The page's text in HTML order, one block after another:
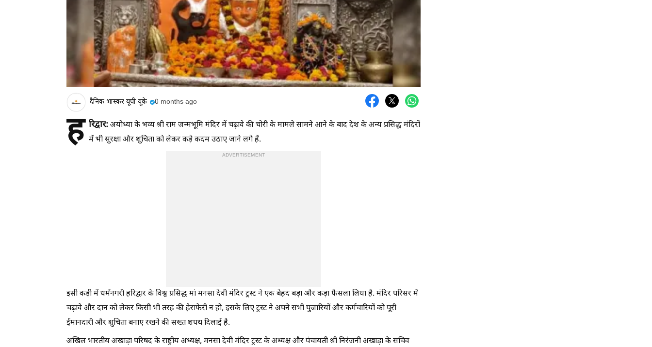
दैनिक भास्कर यूपी यूके 0 months ago
ह रिद्वार:अयोध्या के भव्य श्री राम जन्मभूमि मंदिर में चढ़ावे की चोरी के मामले सामने आने के बाद देश के अन्य प्रसिद्ध मंदिरों
में भी सुरक्षा और शुचिता को लेकर कड़े कदम उठाए जाने लगे हैं.
ADVERTISEMENT
इसी कड़ी में धर्मनगरी हरिद्वार के विश्व प्रसिद्ध मां मनसा देवी मंदिर ट्रस्ट ने एक बेहद बड़ा और कड़ा फैसला लिया है. मंदिर परिसर में
चढ़ावे और दान को लेकर किसी भी तरह की हेराफेरी न हो, इसके लिए ट्रस्ट ने अपने सभी पुजारियों और कर्मचारियों को पूरी
ईमानदारी और शुचिता बनाए रखने की सख्त शपथ दिलाई है.
अखिल भारतीय अखाड़ा परिषद के राष्ट्रीय अध्यक्ष, मनसा देवी मंदिर ट्रस्ट के अध्यक्ष और पंचायती श्री निरंजनी अखाड़ा के सचिव